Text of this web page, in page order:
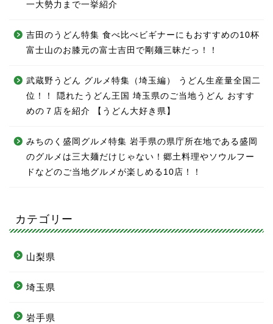
一大勢力まで一挙紹介
吉田のうどん特集 食べ比べビギナーにもおすすめの10杯
富士山のお膝元の富士吉田で剛麺三昧だっ！！
武蔵野うどん グルメ特集（埼玉編） うどん生産量全国二
位！！ 隠れたうどん王国 埼玉県のご当地うどん おすす
めの７店を紹介 【うどん大好き県】
みちのく盛岡グルメ特集 岩手県の県庁所在地である盛岡
のグルメは三大麺だけじゃない！郷土料理やソウルフー
ドなどのご当地グルメが楽しめる10店！！
カテゴリー
山梨県
埼玉県
岩手県